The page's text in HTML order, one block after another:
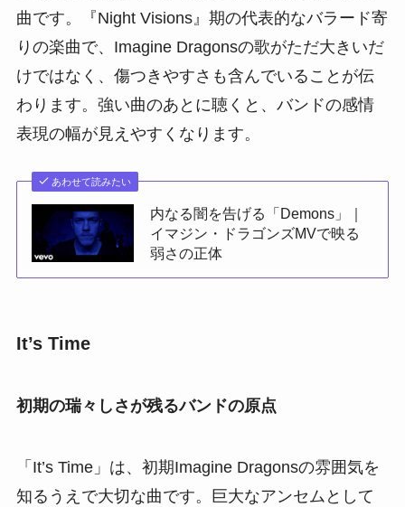
曲です。『Night Visions』期の代表的なバラード寄
りの楽曲で、Imagine Dragonsの歌がただ大きいだ
けではなく、傷つきやすさも含んでいることが伝
わります。強い曲のあとに聴くと、バンドの感情
表現の幅が見えやすくなります。
あわせて読みたい
内なる闇を告げる「Demons」｜
イマジン・ドラゴンズMVで映る
弱さの正体
It’s Time
初期の瑞々しさが残るバンドの原点
「It’s Time」は、初期Imagine Dragonsの雰囲気を
知るうえで大切な曲です。巨大なアンセムとして